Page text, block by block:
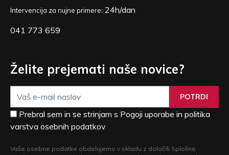
Intervencija za nujne primere: 24h/dan
041 773 659
Želite prejemati naše novice?
POTRDI
Prebral sem in se strinjam s Pogoji uporabe in politika
varstva osebnih podatkov
Vaše osebne podatke obdelujemo v skladu z določili Splošne